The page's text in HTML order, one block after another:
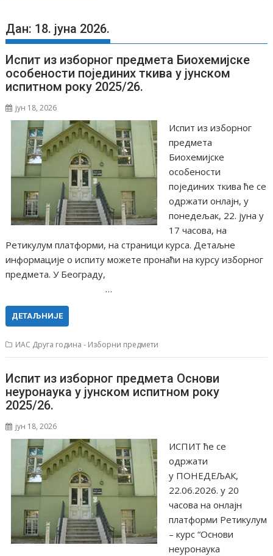
Дан: 18. јуна 2026.
Испит из изборног предмета Биохемијске
особености појединих ткива у јунском
испитном року 2025/26.
јун 18, 2026
Испит из изборног
предмета
Биохемијске
особености
појединих ткива ће се
одржати онлајн, у
понедељак, 22. јуна у
17 часова, на
Ретикулум платформи, на страници курса. Детаљне
информације о испиту можете пронаћи на курсу изборног
предмета. У Београду,
…
ДЕТАЉНИЈЕ
ИАС Друга година - Изборни предмети
Испит из изборног предмета Основи
неуронаука у јунском испитном року
2025/26.
јун 18, 2026
ИСПИТ ће се
одржати
у ПОНЕДЕЉАК,
22.06.2026. у 20
часова на онлајн
платформи Ретикулум
– курс “Основи
неуронаука